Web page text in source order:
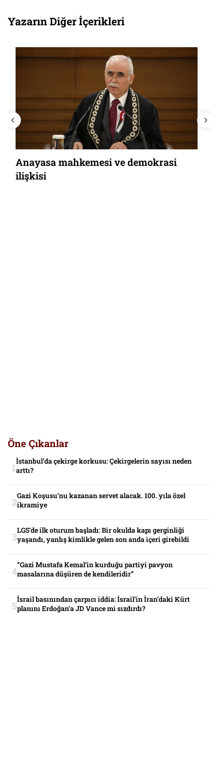
Yazarın Diğer İçerikleri
Anayasa mahkemesi ve demokrasi
ilişkisi
Öne Çıkanlar
İstanbul’da çekirge korkusu: Çekirgelerin sayısı neden
arttı?
Gazi Koşusu’nu kazanan servet alacak. 100. yıla özel
ikramiye
LGS’de ilk oturum başladı: Bir okulda kapı gerginliği
yaşandı, yanlış kimlikle gelen son anda içeri girebildi
“Gazi Mustafa Kemal’in kurduğu partiyi pavyon
masalarına düşüren de kendileridir”
İsrail basınından çarpıcı iddia: İsrail’in İran’daki Kürt
planını Erdoğan’a JD Vance mi sızdırdı?